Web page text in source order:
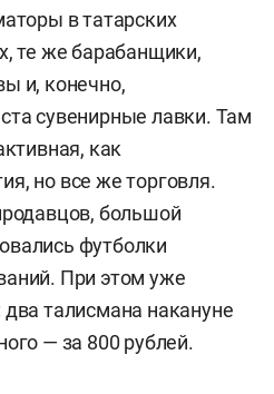
в татарских
те же барабанщики,
и, конечно,
сувенирные лавки. Там
как
но все же торговля.
большой
футболки
При этом уже
талисмана накануне
— за 800 рублей.